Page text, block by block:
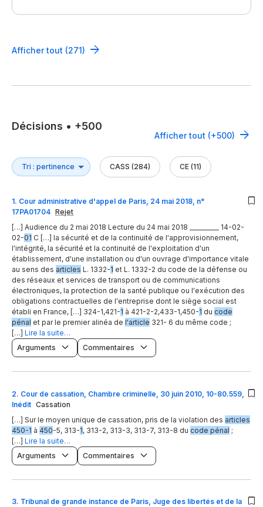
Afficher tout (271)
Décisions • +500
Afficher tout (+500)
CASS (284) CE (11)
1. Cour administrative d'appel de Paris, 24 mai 2018, n°
17PA01704 Rejet
[…] Audience du 2 mai 2018 Lecture du 24 mai 2018 __________ 14-02-
02-01 C […] la sécurité et de la continuité de l'approvisionnement,
l'intégrité, la sécurité et la continuité de l'exploitation d'un
établissement, d'une installation ou d'un ouvrage d'importance vitale
au sens des articles L. 1332-1 et L. 1332-2 du code de la défense ou
des réseaux et services de transport ou de communications
électroniques, la protection de la santé publique ou l'exécution des
obligations contractuelles de l'entreprise dont le siège social est
établi en France, […] 324-1,421-1 à 421-2-2,433-1,450-1 du code
pénal et par le premier alinéa de l'article 321- 6 du même code ;
[…] Lire la suite…
Arguments
Commentaires
2. Cour de cassation, Chambre criminelle, 30 juin 2010, 10-80.559,
Inédit Cassation
[…] Sur le moyen unique de cassation, pris de la violation des articles
450-1 à 450-5, 313-1, 313-2, 313-3, 313-7, 313-8 du code pénal ;
[…] Lire la suite…
Arguments
Commentaires
3. Tribunal de grande instance de Paris, Juge des libertés et de la